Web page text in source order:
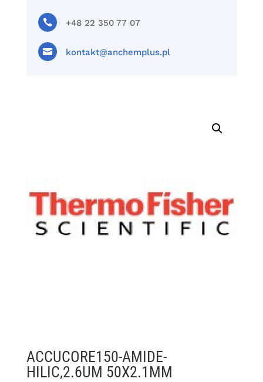
 +48 22 350 77 07
 kontakt@anchemplus.pl
ACCUCORE150-AMIDE-
HILIC,2.6UM 50X2.1MM